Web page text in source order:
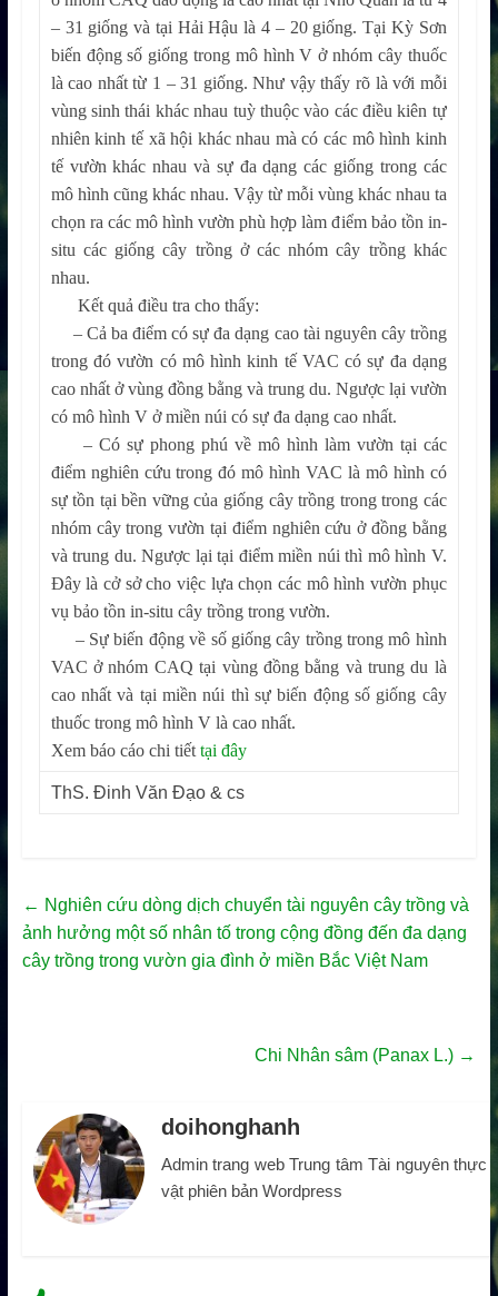
– 31 giống và tại Hải Hậu là 4 – 20 giống. Tại Kỳ Sơn
biến động số giống trong mô hình V ở nhóm cây thuốc
là cao nhất từ 1 – 31 giống. Như vậy thấy rõ là với mỗi
vùng sinh thái khác nhau tuỳ thuộc vào các điều kiên tự
nhiên kinh tế xã hội khác nhau mà có các mô hình kinh
tế vườn khác nhau và sự đa dạng các giống trong các
mô hình cũng khác nhau. Vậy từ mỗi vùng khác nhau ta
chọn ra các mô hình vườn phù hợp làm điểm bảo tồn in-
situ các giống cây trồng ở các nhóm cây trồng khác
nhau.
Kết quả điều tra cho thấy:
– Cả ba điểm có sự đa dạng cao tài nguyên cây trồng
trong đó vườn có mô hình kinh tế VAC có sự đa dạng
cao nhất ở vùng đồng bằng và trung du. Ngược lại vườn
có mô hình V ở miền núi có sự đa dạng cao nhất.
– Có sự phong phú về mô hình làm vườn tại các
điểm nghiên cứu trong đó mô hình VAC là mô hình có
sự tồn tại bền vững của giống cây trồng trong trong các
nhóm cây trong vườn tại điểm nghiên cứu ở đồng bằng
và trung du. Ngược lại tại điểm miền núi thì mô hình V.
Đây là cở sở cho việc lựa chọn các mô hình vườn phục
vụ bảo tồn in-situ cây trồng trong vườn.
– Sự biến động về số giống cây trồng trong mô hình
VAC ở nhóm CAQ tại vùng đồng bằng và trung du là
cao nhất và tại miền núi thì sự biến động số giống cây
thuốc trong mô hình V là cao nhất.
Xem báo cáo chi tiết tại đây
ThS. Đinh Văn Đạo & cs
← Nghiên cứu dòng dịch chuyển tài nguyên cây trồng và
ảnh hưởng một số nhân tố trong cộng đồng đến đa dạng
cây trồng trong vườn gia đình ở miền Bắc Việt Nam
Chi Nhân sâm (Panax L.) →
doihonghanh
Admin trang web Trung tâm Tài nguyên thực
vật phiên bản Wordpress